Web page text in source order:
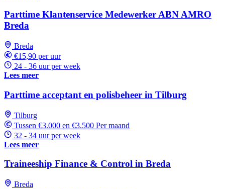
Parttime Klantenservice Medewerker ABN AMRO
Breda
Breda
€15,90 per uur
24 - 36 uur per week
Lees meer
Parttime acceptant en polisbeheer in Tilburg
Tilburg
Tussen €3.000 en €3.500 Per maand
32 - 34 uur per week
Lees meer
Traineeship Finance & Control in Breda
Breda